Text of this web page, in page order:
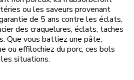
ou les saveurs provenant
de 5 ans contre les éclats,
des craquelures, éclats, taches
Que vous battiez une pâte,
ou effilochiez du porc, ces bols
situations.